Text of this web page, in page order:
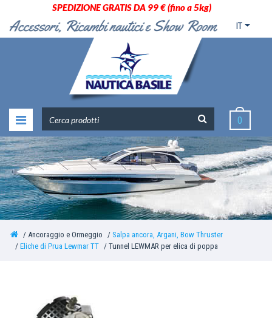
SPEDIZIONE GRATIS DA 99 € (fino a 5kg)
IT
0
Ancoraggio e Ormeggio
Salpa ancora, Argani, Bow Thruster
Eliche di Prua Lewmar TT
Tunnel LEWMAR per elica di poppa